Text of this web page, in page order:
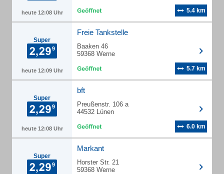
heute 12:08 Uhr 5.4 km
Super
heute 12:09 Uhr
Freie Tankstelle
Baaken 46
59368 Werne
5.7 km
Super
heute 12:08 Uhr
bft
Preußenstr. 106 a
44532 Lünen
6.0 km
Super
Markant
Horster Str. 21
59368 Werne